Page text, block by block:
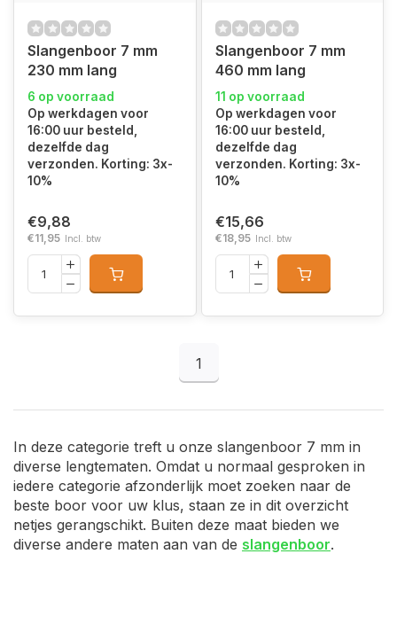
Slangenboor 7 mm
230 mm lang
6 op voorraad
Op werkdagen voor
16:00 uur besteld,
dezelfde dag
verzonden. Korting: 3x-
10%
€9,88
€11,95 Incl. btw
Slangenboor 7 mm
460 mm lang
11 op voorraad
Op werkdagen voor
16:00 uur besteld,
dezelfde dag
verzonden. Korting: 3x-
10%
€15,66
€18,95 Incl. btw
1
In deze categorie treft u onze slangenboor 7 mm in
diverse lengtematen. Omdat u normaal gesproken in
iedere categorie afzonderlijk moet zoeken naar de
beste boor voor uw klus, staan ze in dit overzicht
netjes gerangschikt. Buiten deze maat bieden we
diverse andere maten aan van de slangenboor.